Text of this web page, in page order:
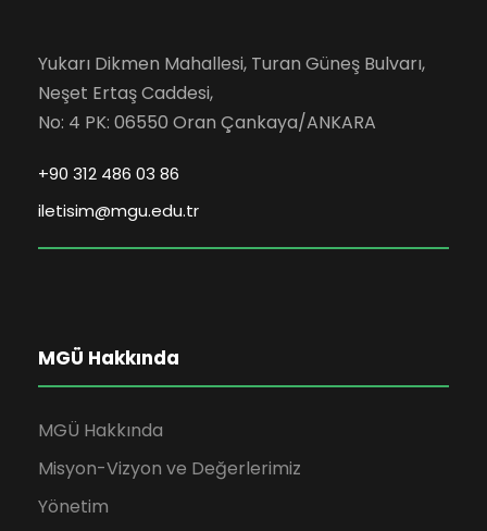
Yukarı Dikmen Mahallesi, Turan Güneş Bulvarı,
Neşet Ertaş Caddesi,
No: 4 PK: 06550 Oran Çankaya/ANKARA
+90 312 486 03 86
iletisim@mgu.edu.tr
MGÜ Hakkında
MGÜ Hakkında
Misyon-Vizyon ve Değerlerimiz
Yönetim